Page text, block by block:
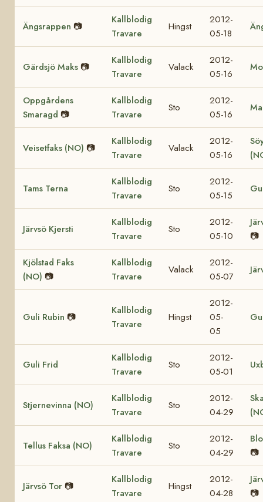
Ängsrappen 📷
Kallblodig
Travare
Hingst
2012-
05-18
Gärdsjö Maks 📷
Kallblodig
Travare
Valack
2012-
05-16
Oppgårdens
Smaragd 📷
Kallblodig
Travare
Sto
2012-
05-16
Veisetfaks (NO) 📷
Kallblodig
Travare
Valack
2012-
05-16
Tams Terna
Kallblodig
Travare
Sto
2012-
05-15
Järvsö Kjersti
Kallblodig
Travare
Sto
2012-
05-10
📷
Kjölstad Faks
(NO) 📷
Kallblodig
Travare
Valack
2012-
05-07
Guli Rubin 📷
Kallblodig
Travare
Hingst
2012-
05-
05
Guli Frid
Kallblodig
Travare
Sto
2012-
05-01
Stjernevinna (NO)
Kallblodig
Travare
Sto
2012-
04-29
Tellus Faksa (NO)
Kallblodig
Travare
Sto
2012-
04-29
📷
Järvsö Tor 📷
Kallblodig
Travare
Hingst
2012-
04-28
📷